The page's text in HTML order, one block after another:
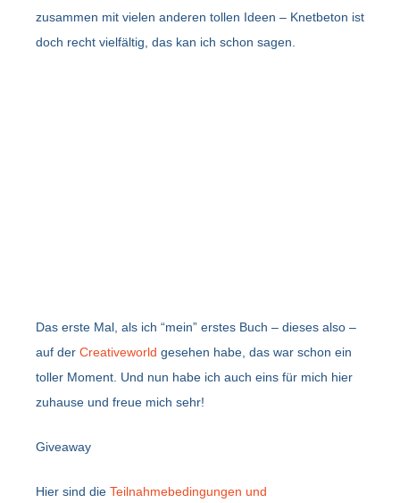
zusammen mit vielen anderen tollen Ideen – Knetbeton ist
doch recht vielfältig, das kan ich schon sagen.
Das erste Mal, als ich “mein” erstes Buch – dieses also –
auf der Creativeworld gesehen habe, das war schon ein
toller Moment. Und nun habe ich auch eins für mich hier
zuhause und freue mich sehr!
Giveaway
Hier sind die Teilnahmebedingungen und